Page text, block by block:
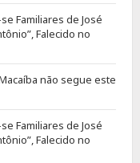
Familiares de José
Falecido no
não segue este
Familiares de José
Falecido no